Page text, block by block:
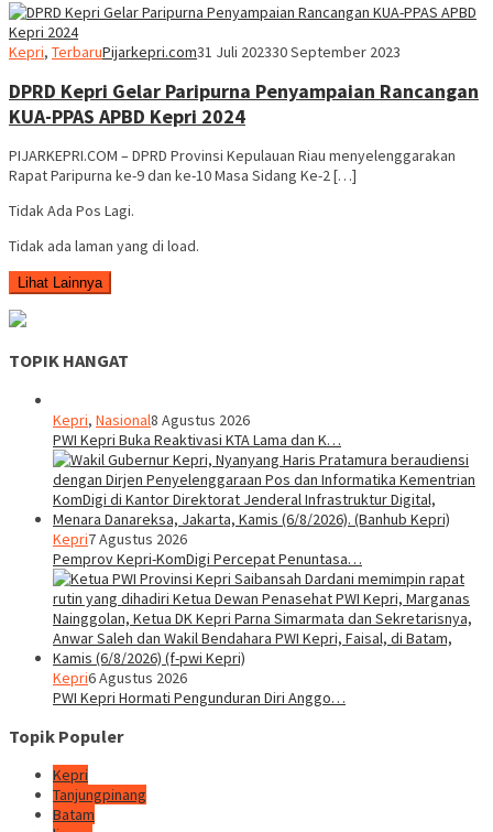
Kepri, TerbaruPijarkepri.com31 Juli 202330 September 2023
DPRD Kepri Gelar Paripurna Penyampaian Rancangan
KUA-PPAS APBD Kepri 2024
PIJARKEPRI.COM – DPRD Provinsi Kepulauan Riau menyelenggarakan
Rapat Paripurna ke-9 dan ke-10 Masa Sidang Ke-2 […]
Tidak Ada Pos Lagi.
Tidak ada laman yang di load.
Lihat Lainnya
TOPIK HANGAT
Kepri, Nasional8 Agustus 2026
PWI Kepri Buka Reaktivasi KTA Lama dan K…
Kepri7 Agustus 2026
Pemprov Kepri-KomDigi Percepat Penuntasa…
Kepri6 Agustus 2026
PWI Kepri Hormati Pengunduran Diri Anggo…
Topik Populer
Kepri
Tanjungpinang
Batam